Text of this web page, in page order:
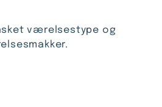
værelsestype og